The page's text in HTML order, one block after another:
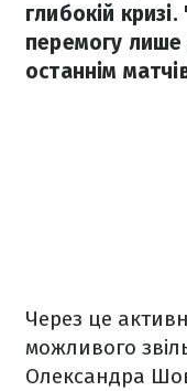
глибокій
перемогу
останнім
Через це
можливого
Олександра